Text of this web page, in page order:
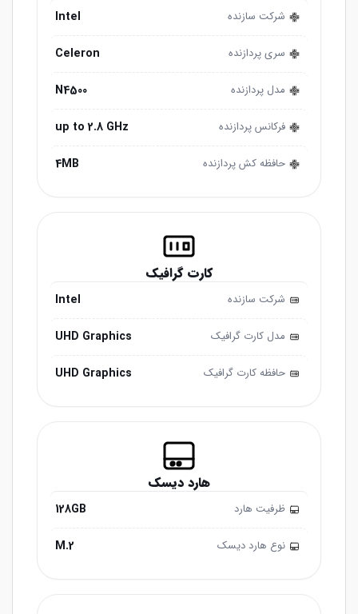
شرکت سازنده Intel
سری پردازنده Celeron
مدل پردازنده N4500
فرکانس پردازنده up to 2.8 GHz
حافظه کش پردازنده 4MB
کارت گرافیک
شرکت سازنده Intel
مدل کارت گرافیک UHD Graphics
حافظه کارت گرافیک UHD Graphics
هارد دیسک
ظرفیت هارد 128GB
نوع هارد دیسک M.2